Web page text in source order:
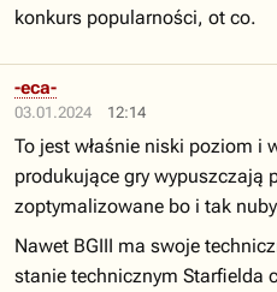
konkurs popularności, ot co.
03.01.2024 12:14
-eca-
To jest właśnie niski poziom i
produkujące gry wypuszczają
zoptymalizowane bo i tak
Nawet BGIII ma swoje
stanie technicznym Starfielda